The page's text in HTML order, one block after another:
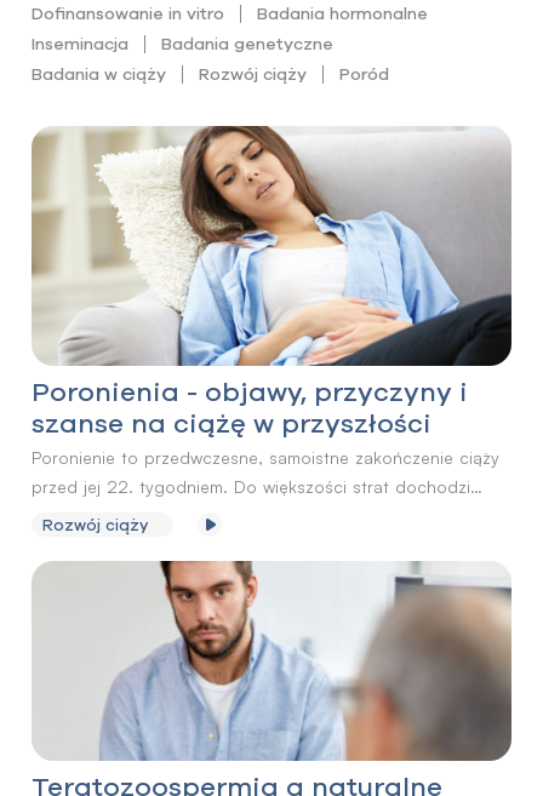
Dofinansowanie in vitro
Badania hormonalne
Inseminacja
Badania genetyczne
Badania w ciąży
Rozwój ciąży Poród
Poronienia - objawy, przyczyny i
szanse na ciążę w przyszłości
Poronienie to przedwczesne, samoistne zakończenie ciąży
przed jej 22. tygodniem. Do większości strat dochodzi
w pierwszym trymestrze ciąży, często jeszcze na bardzo
większość kobiet nawet nie wie, że doszło do zapłodnienia.
Zazwyczaj trudno jednoznacznie określić powód
poronienia, w wielu przypadkach odpowiedzialne za to
są wady genetyczne zarodka.
Rozwój ciąży
Teratozoospermia a naturalne